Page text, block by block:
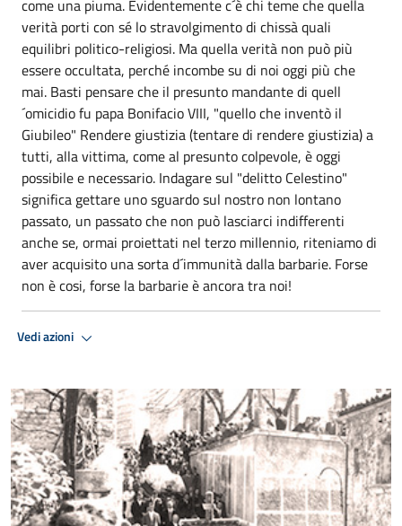
come una piuma. Evidentemente c´è chi teme che quella
verità porti con sé lo stravolgimento di chissà quali
equilibri politico-religiosi. Ma quella verità non può più
essere occultata, perché incombe su di noi oggi più che
mai. Basti pensare che il presunto mandante di quell
´omicidio fu papa Bonifacio VIII, "quello che inventò il
Giubileo" Rendere giustizia (tentare di rendere giustizia) a
tutti, alla vittima, come al presunto colpevole, è oggi
possibile e necessario. Indagare sul "delitto Celestino"
significa gettare uno sguardo sul nostro non lontano
passato, un passato che non può lasciarci indifferenti
anche se, ormai proiettati nel terzo millennio, riteniamo di
aver acquisito una sorta d´immunità dalla barbarie. Forse
non è cosi, forse la barbarie è ancora tra noi!
Vedi azioni